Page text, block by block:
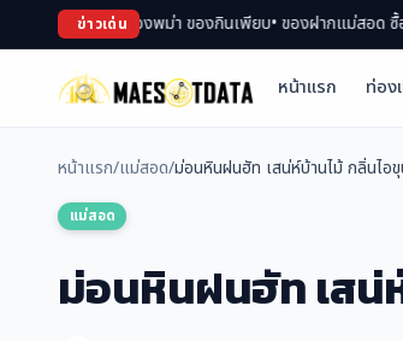
ข่าวเด่น
• ของฝากแม่สอด ซื้ออะไรดี? รวมของฝาก สินค้า
หน้าแรก ท่อง
หน้าแรก/แม่สอด/ม่อนหินฝนฮัท เสน่ห์บ้านไม้ กลิ่นไอขุ
แม่สอด
ม่อนหินฝนฮัท เสน่